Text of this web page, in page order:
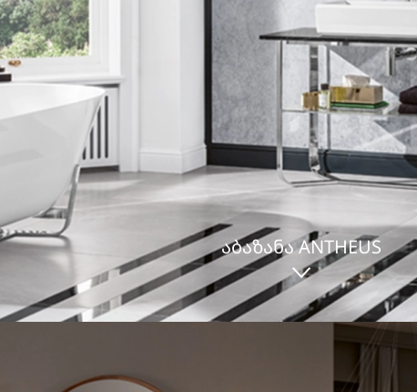
ᲐᲑᲐᲖᲐᲜᲐ ANTHEUS